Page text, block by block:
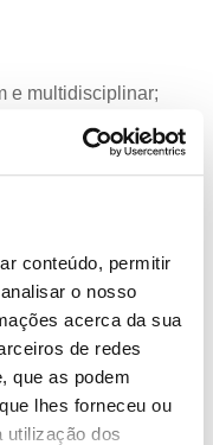
conteúdo, permitir
o nosso
acerca da sua
de redes
que as podem
lhes forneceu ou
utilização dos
e multidisciplinar;
continuo;
Paulino da